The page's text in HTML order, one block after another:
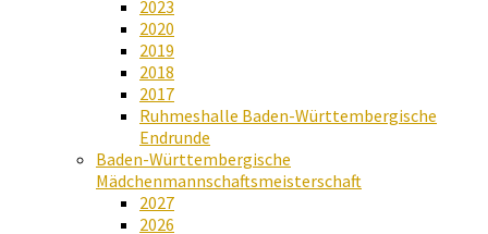
2023
2020
2019
2018
2017
Ruhmeshalle Baden-Württembergische
Endrunde
Baden-Württembergische
Mädchenmannschaftsmeisterschaft
2027
2026